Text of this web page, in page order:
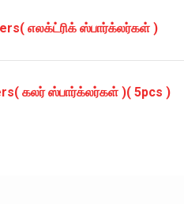
எலக்ட்ரிக் ஸ்பார்க்லர்கள் )
கலர் ஸ்பார்க்லர்கள் )( 5pcs )